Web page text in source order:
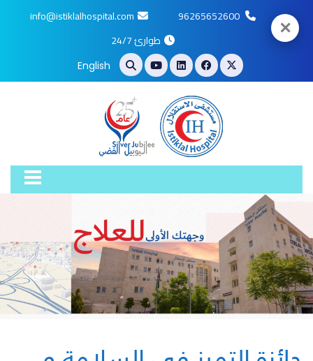
96265652600
info@istiklalhospital.com
طوارئ 24/7
English
✕